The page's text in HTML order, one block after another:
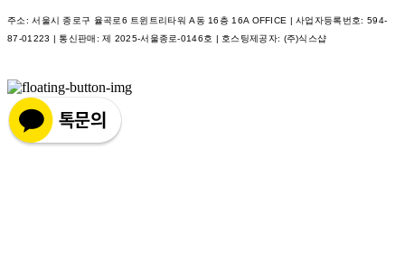
주소: 서울시 종로구 율곡로6 트윈트리타워 A동 16층 16A OFFICE | 사업자등록번호: 594-
87-01223 | 통신판매:제 2025-서울종로-0146호 | 호스팅제공자: (주)식스샵